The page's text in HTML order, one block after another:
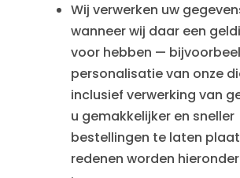
Wij verwerken uw
wanneer wij daar een
voor hebben —
personalisatie van onze
inclusief verwerking van
u gemakkelijker en sneller
bestellingen te laten
redenen worden